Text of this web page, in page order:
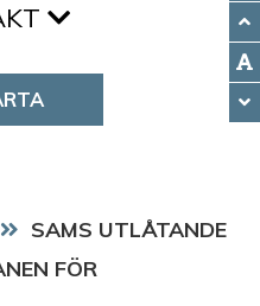
SAMS UTLÅTANDE
FÖR